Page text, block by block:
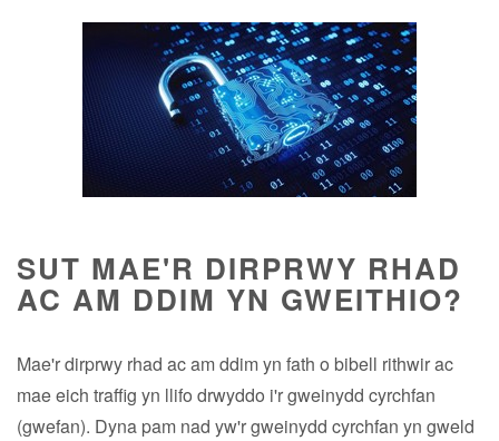
SUT MAE'R DIRPRWY RHAD
AC AM DDIM YN GWEITHIO?
Mae'r dirprwy rhad ac am ddim yn fath o bibell rithwir ac
mae eich traffig yn llifo drwyddo i'r gweinydd cyrchfan
(gwefan). Dyna pam nad yw'r gweinydd cyrchfan yn gweld